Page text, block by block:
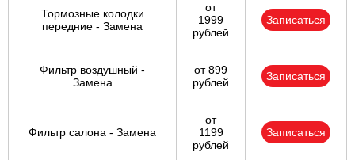
Тормозные колодки
передние - Замена
от
1999
рублей
Записаться
Фильтр воздушный -
Замена
от 899
рублей
Записаться
Фильтр салона - Замена
от
1199
рублей
Записаться